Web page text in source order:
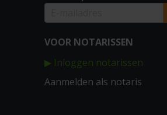
VOOR NOTARISSEN
▶ Inloggen notarissen
Aanmelden als notaris